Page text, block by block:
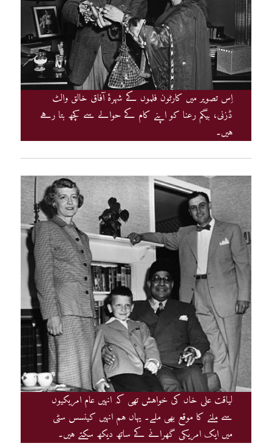
اِس تصویر میں کارٹون فلموں کے شہرۂ آفاق خالق والٹ
ڈزنی، بیگم رعنا کو اپنے کام کے حوالے سے کچھ بتا رہے
ہیں۔
لیاقت علی خاں کی خواہش تھی کہ انہیں عام امریکیوں
سے ملنے کا موقع بھی ملے۔ یہاں ہم انہیں کینسس سٹی
میں ایک امریکی گھرانے کے ساتھ دیکھ سکتے ہیں۔